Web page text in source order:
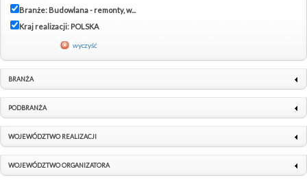
Branże: Budowlana - remonty, w...
Kraj realizacji: POLSKA
wyczyść
BRANŻA
PODBRANŻA
WOJEWÓDZTWO REALIZACJI
WOJEWÓDZTWO ORGANIZATORA